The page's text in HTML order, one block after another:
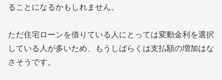
ることになるかもしれません。
ただ住宅ローンを借りている人にとっては変動金利を選択
している人が多いため、もうしばらくは支払額の増加はな
さそうです。